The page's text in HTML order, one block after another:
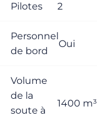
Pilotes 2
Personnel
de bord
Oui
Volume
de la
soute à
1400 m³